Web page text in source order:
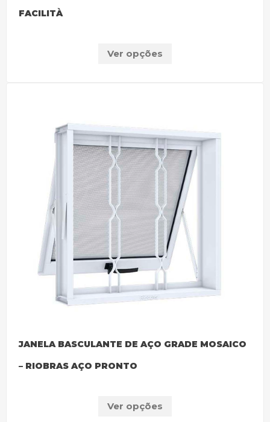
FACILITÀ
Ver opções
JANELA BASCULANTE DE AÇO GRADE MOSAICO
– RIOBRAS AÇO PRONTO
Ver opções